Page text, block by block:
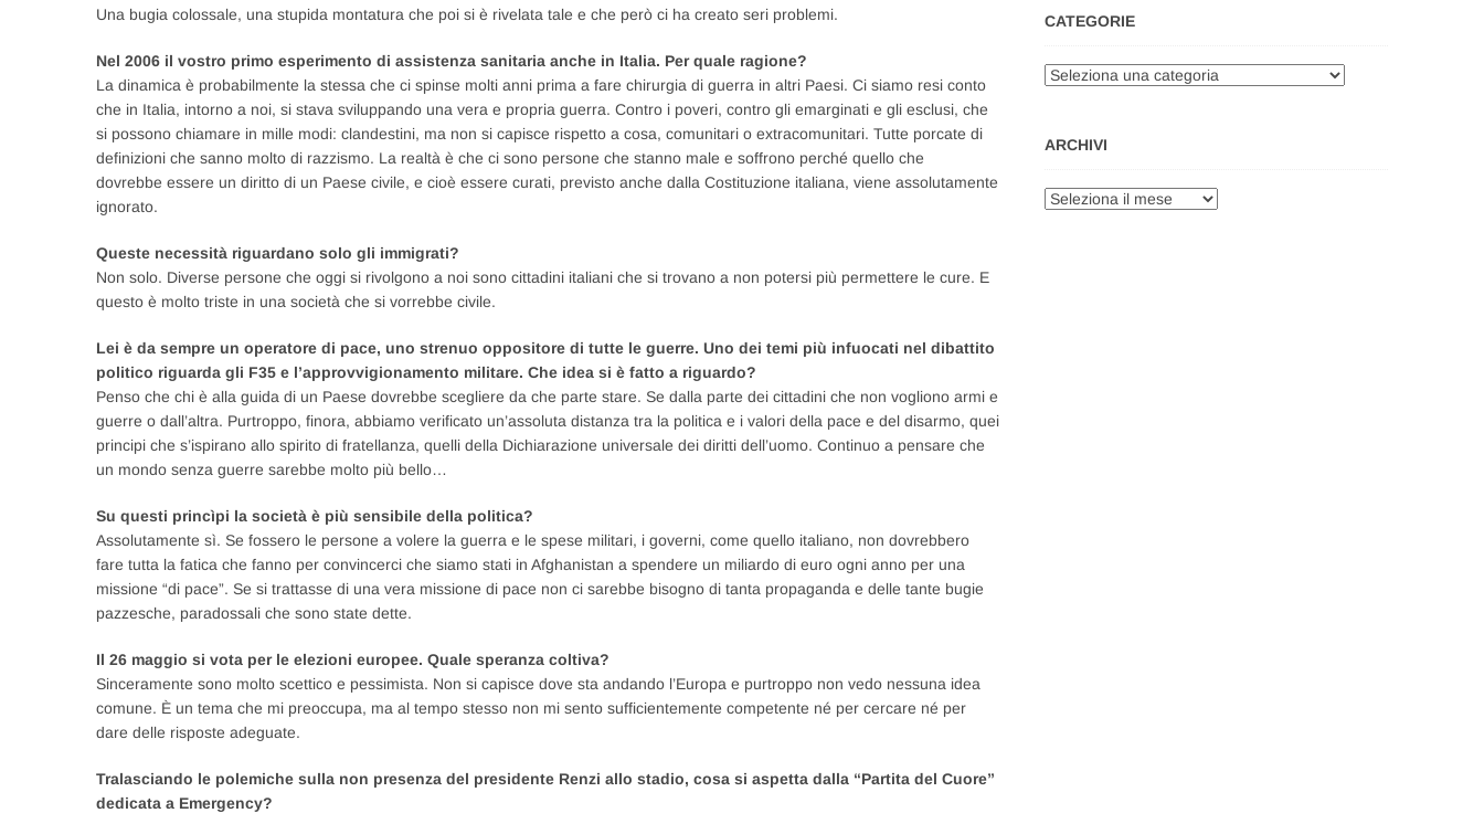
Una bugia colossale, una stupida montatura che poi si è rivelata tale e che però ci ha creato seri problemi.
Nel 2006 il vostro primo esperimento di assistenza sanitaria anche in Italia. Per quale ragione?
La dinamica è probabilmente la stessa che ci spinse molti anni prima a fare chirurgia di guerra in altri Paesi. Ci siamo resi conto
che in Italia, intorno a noi, si stava sviluppando una vera e propria guerra. Contro i poveri, contro gli emarginati e gli esclusi, che
si possono chiamare in mille modi: clandestini, ma non si capisce rispetto a cosa, comunitari o extracomunitari. Tutte porcate di
definizioni che sanno molto di razzismo. La realtà è che ci sono persone che stanno male e soffrono perché quello che
dovrebbe essere un diritto di un Paese civile, e cioè essere curati, previsto anche dalla Costituzione italiana, viene assolutamente
ignorato.
Queste necessità riguardano solo gli immigrati?
Non solo. Diverse persone che oggi si rivolgono a noi sono cittadini italiani che si trovano a non potersi più permettere le cure. E
questo è molto triste in una società che si vorrebbe civile.
Lei è da sempre un operatore di pace, uno strenuo oppositore di tutte le guerre. Uno dei temi più infuocati nel dibattito
politico riguarda gli F35 e l’approvvigionamento militare. Che idea si è fatto a riguardo?
Penso che chi è alla guida di un Paese dovrebbe scegliere da che parte stare. Se dalla parte dei cittadini che non vogliono armi e
guerre o dall’altra. Purtroppo, finora, abbiamo verificato un’assoluta distanza tra la politica e i valori della pace e del disarmo, quei
principi che s’ispirano allo spirito di fratellanza, quelli della Dichiarazione universale dei diritti dell’uomo. Continuo a pensare che
un mondo senza guerre sarebbe molto più bello…
Su questi princìpi la società è più sensibile della politica?
Assolutamente sì. Se fossero le persone a volere la guerra e le spese militari, i governi, come quello italiano, non dovrebbero
fare tutta la fatica che fanno per convincerci che siamo stati in Afghanistan a spendere un miliardo di euro ogni anno per una
missione “di pace”. Se si trattasse di una vera missione di pace non ci sarebbe bisogno di tanta propaganda e delle tante bugie
pazzesche, paradossali che sono state dette.
Il 26 maggio si vota per le elezioni europee. Quale speranza coltiva?
Sinceramente sono molto scettico e pessimista. Non si capisce dove sta andando l’Europa e purtroppo non vedo nessuna idea
comune. È un tema che mi preoccupa, ma al tempo stesso non mi sento sufficientemente competente né per cercare né per
dare delle risposte adeguate.
Tralasciando le polemiche sulla non presenza del presidente Renzi allo stadio, cosa si aspetta dalla “Partita del Cuore”
dedicata a Emergency?
CATEGORIE
Categorie
ARCHIVI
Archivi